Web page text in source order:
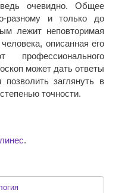
очевидно. Общее
разному и только до
лежит неповторимая
описанная его
может дать ответы
заглянуть в
точности.
.